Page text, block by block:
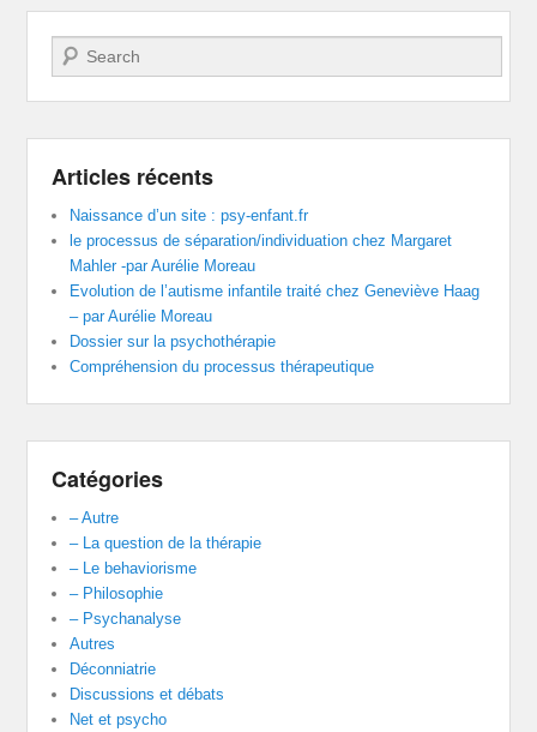
Recherche
Articles récents
Naissance d’un site : psy-enfant.fr
le processus de séparation/individuation chez Margaret
Mahler -par Aurélie Moreau
Evolution de l’autisme infantile traité chez Geneviève Haag
– par Aurélie Moreau
Dossier sur la psychothérapie
Compréhension du processus thérapeutique
Catégories
– Autre
– La question de la thérapie
– Le behaviorisme
– Philosophie
– Psychanalyse
Autres
Déconniatrie
Discussions et débats
Net et psycho